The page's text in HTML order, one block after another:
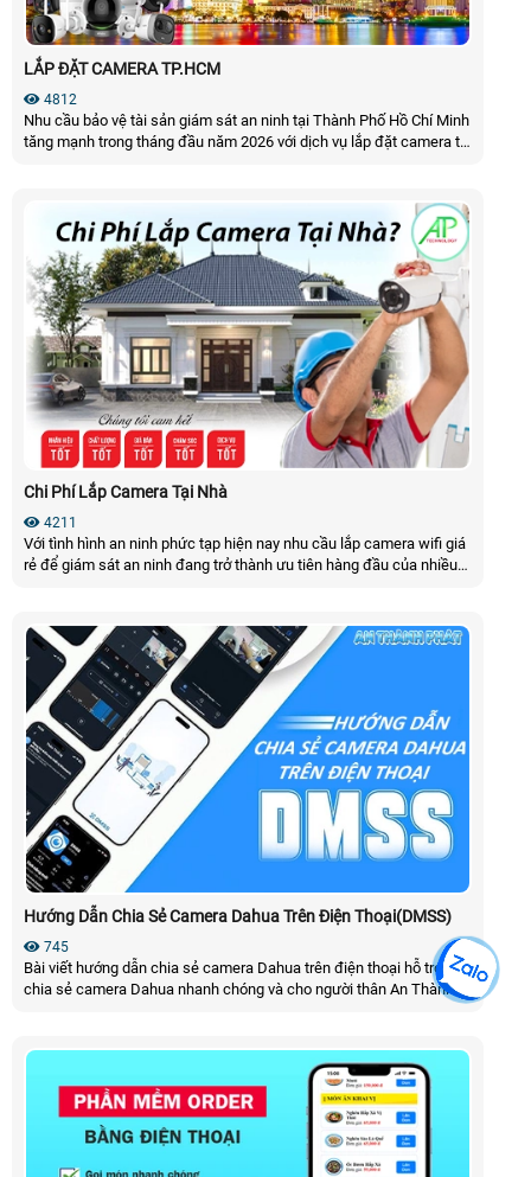
LẮP ĐẶT CAMERA TP.HCM
4812
Nhu cầu bảo vệ tài sản giám sát an ninh tại Thành Phố Hồ Chí Minh
tăng mạnh trong tháng đầu năm 2026 với dịch vụ lắp đặt camera tại
công nhanh, xem từ xa ổn định, bảo hành rõ ràng, sử dụng lâu dài
Chi Phí Lắp Camera Tại Nhà
4211
Với tình hình an ninh phức tạp hiện nay nhu cầu lắp camera wifi giá
rẻ để giám sát an ninh đang trở thành ưu tiên hàng đầu của nhiều
qua điện thoại mà còn là giải pháp tiết kiệm chi phí hiệu quả
Hướng Dẫn Chia Sẻ Camera Dahua Trên Điện Thoại(DMSS)
745
Bài viết hướng dẫn chia sẻ camera Dahua trên điện thoại hỗ trợ bạn
chia sẻ camera Dahua nhanh chóng và cho người thân An Thành
bạn cách cấp quyền truy cập và hũy chia sẽ khi không cần thiết